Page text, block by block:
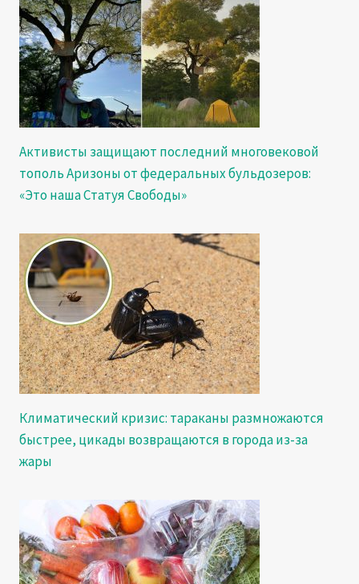
Активисты защищают последний многовековой
тополь Аризоны от федеральных бульдозеров:
«Это наша Статуя Свободы»
Климатический кризис: тараканы размножаются
быстрее, цикады возвращаются в города из-за
жары